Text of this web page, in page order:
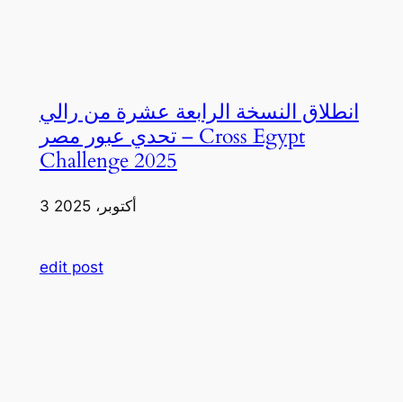
انطلاق النسخة الرابعة عشرة من رالي
تحدي عبور مصر – Cross Egypt
Challenge 2025
3 أكتوبر، 2025
edit post